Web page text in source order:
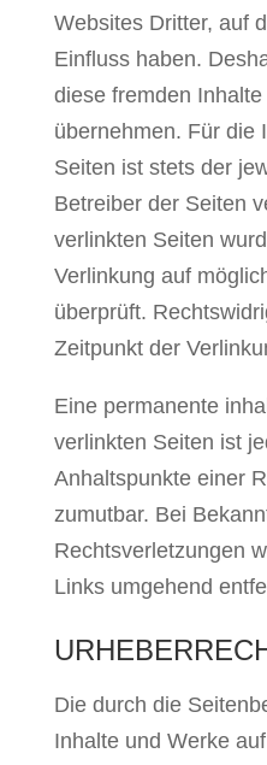
Websites Dritter, auf
Einfluss haben.
diese fremden
übernehmen. Für die
Seiten ist stets der
Betreiber der Seiten
verlinkten Seiten
Verlinkung auf
überprüft.
Zeitpunkt der
Eine permanente
verlinkten Seiten ist
Anhaltspunkte einer
zumutbar. Bei
Rechtsverletzungen
Links umgehend
Die durch die
Inhalte und Werke